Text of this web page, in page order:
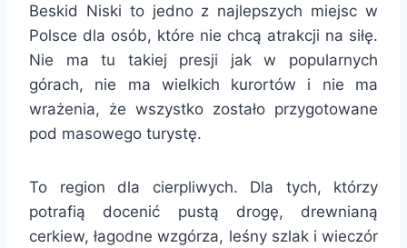
Beskid Niski to jedno z najlepszych miejsc w
Polsce dla osób, które nie chcą atrakcji na siłę.
Nie ma tu takiej presji jak w popularnych
górach, nie ma wielkich kurortów i nie ma
wrażenia, że wszystko zostało przygotowane
pod masowego turystę.
To region dla cierpliwych. Dla tych, którzy
potrafią docenić pustą drogę, drewnianą
cerkiew, łagodne wzgórza, leśny szlak i wieczór